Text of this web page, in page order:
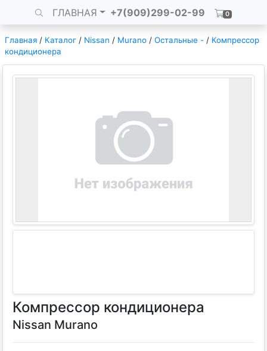
ГЛАВНАЯ +7(909)299-02-99 0
Главная / Каталог / Nissan / Murano / Остальные - / Компрессор
кондиционера
Компрессор кондиционера
Nissan Murano